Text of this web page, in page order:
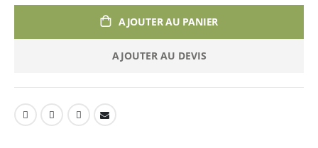
AJOUTER AU PANIER
AJOUTER AU DEVIS